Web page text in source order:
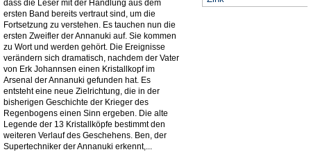
dass die Leser mit der Handlung aus dem
ersten Band bereits vertraut sind, um die
Fortsetzung zu verstehen. Es tauchen nun die
ersten Zweifler der Annanuki auf. Sie kommen
zu Wort und werden gehört. Die Ereignisse
verändern sich dramatisch, nachdem der Vater
von Erk Johannsen einen Kristallkopf im
Arsenal der Annanuki gefunden hat. Es
entsteht eine neue Zielrichtung, die in der
bisherigen Geschichte der Krieger des
Regenbogens einen Sinn ergeben. Die alte
Legende der 13 Kristallköpfe bestimmt den
weiteren Verlauf des Geschehens. Ben, der
Supertechniker der Annanuki erkennt,...